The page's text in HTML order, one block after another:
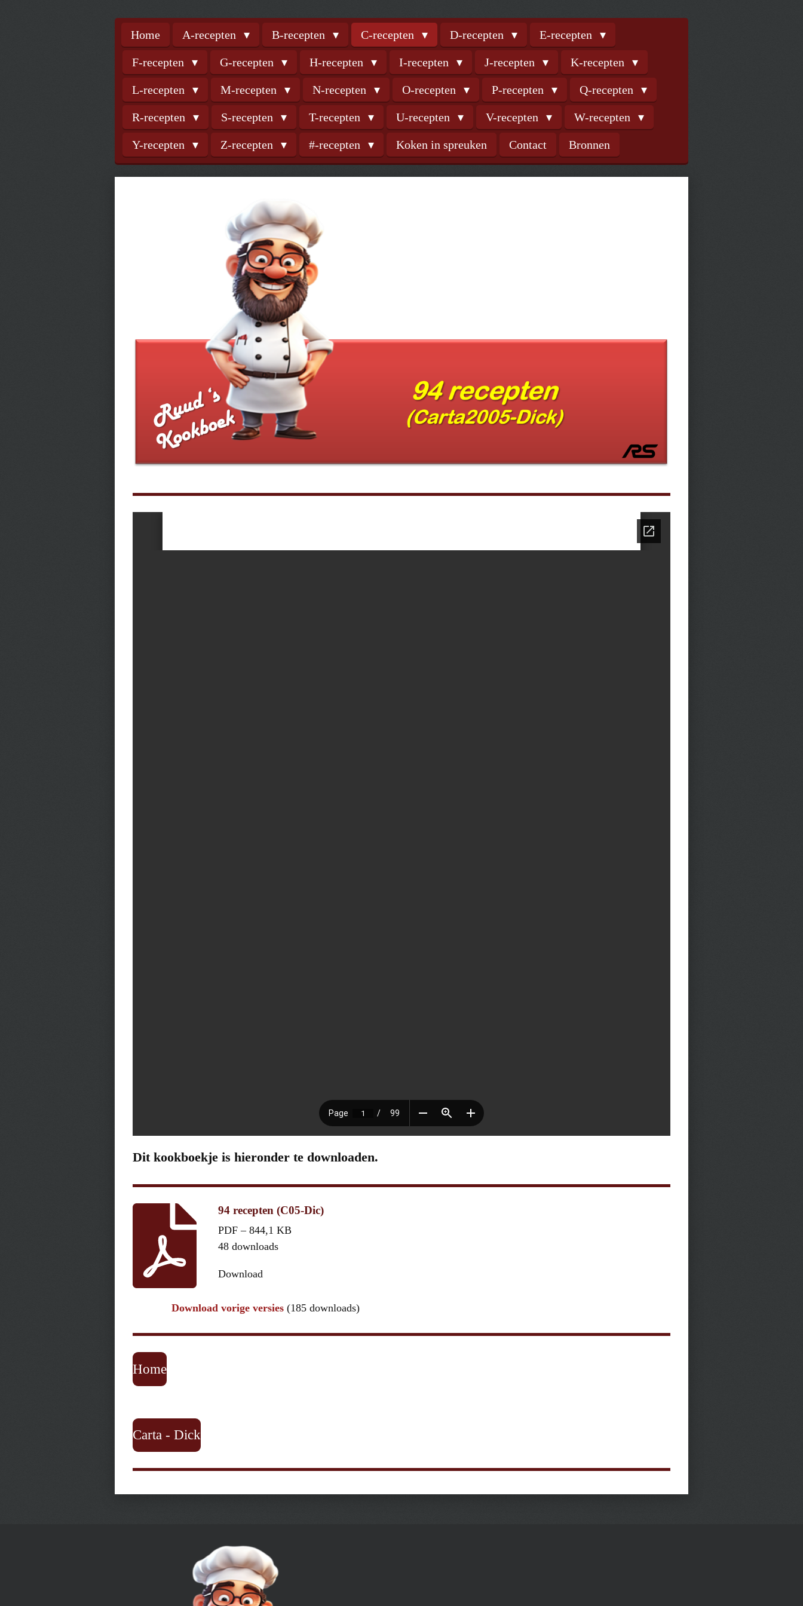
Home A-recepten B-recepten C-recepten D-recepten E-recepten
F-recepten G-recepten H-recepten I-recepten J-recepten K-recepten
L-recepten M-recepten N-recepten O-recepten P-recepten Q-recepten
R-recepten S-recepten T-recepten U-recepten V-recepten W-recepten
Y-recepten Z-recepten #-recepten Koken in spreuken Contact Bronnen
Dit kookboekje is hieronder te downloaden.
94 recepten (C05-Dic)
PDF – 844,1 KB
48 downloads
Download
Download vorige versies (185 downloads)
Home
Carta - Dick